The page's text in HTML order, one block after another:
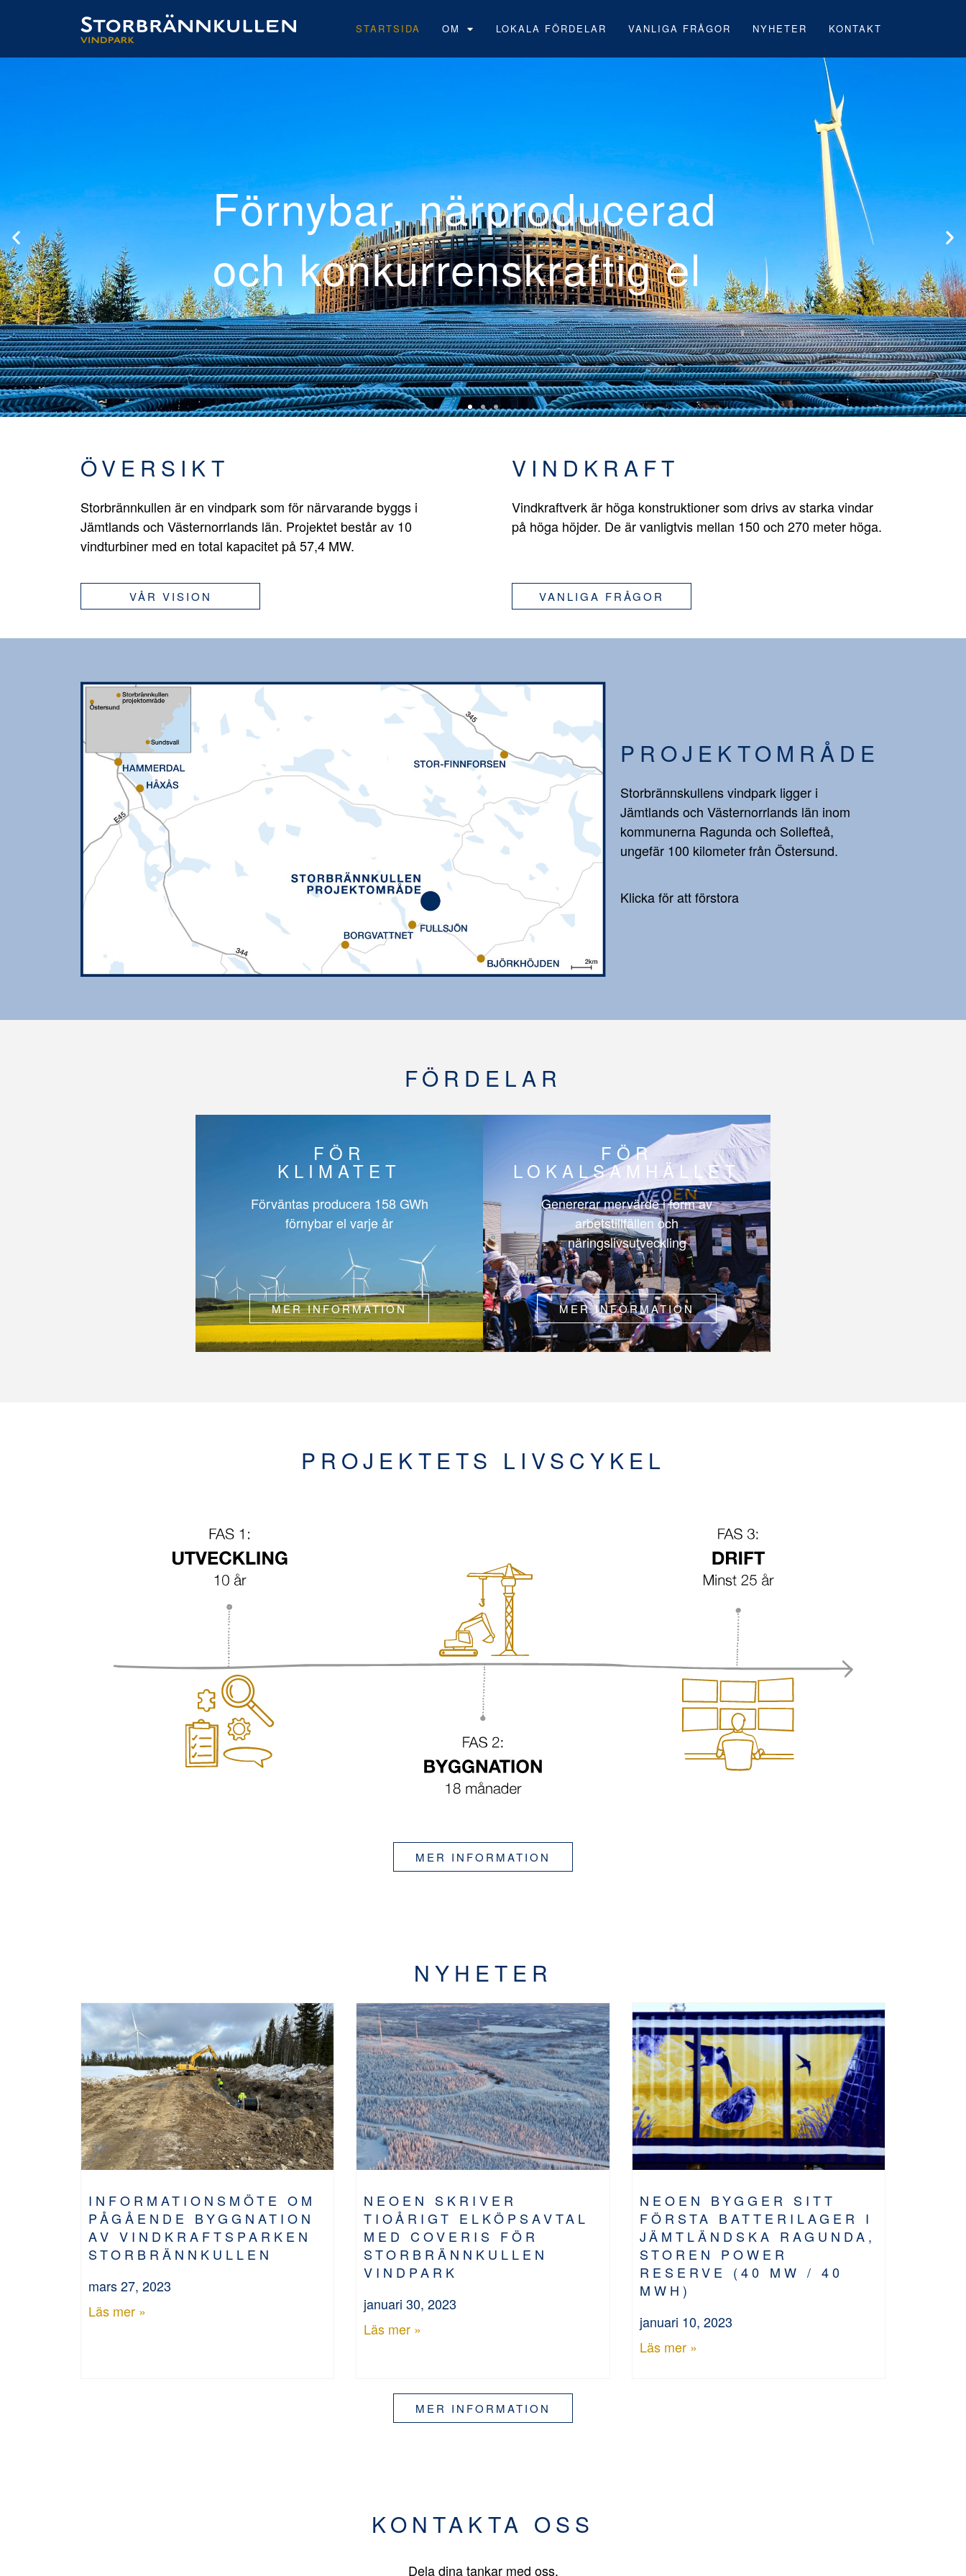
STARTSIDA OM LOKALA FÖRDELAR VANLIGA FRÅGOR NYHETER KONTAKT
el
Neoens första
vindpark under
ÖVERSIKT
Storbrännkullen är en vindpark som för närvarande byggs i
Jämtlands och Västernorrlands län. Projektet består av 10
vindturbiner med en total kapacitet på 57,4 MW.
VÅR VISION
VINDKRAFT
Vindkraftverk är höga konstruktioner som drivs av starka vindar
på höga höjder. De är vanligtvis mellan 150 och 270 meter höga.
VANLIGA FRÅGOR
PROJEKTOMRÅDE
Storbrännskullens vindpark ligger i
Jämtlands och Västernorrlands län inom
kommunerna Ragunda och Sollefteå,
ungefär 100 kilometer från Östersund.
Klicka för att förstora
FÖRDELAR
FÖR
KLIMATET
Förväntas producera158 GWh
förnybar el varje år
MER INFORMATION
FÖR
LOKALSAMHÄLLET
Genererar mervärde i form av
arbetstillfällen och
näringslivsutveckling
MER INFORMATION
PROJEKTETS LIVSCYKEL
MER INFORMATION
NYHETER
INFORMATIONSMÖTE OM
PÅGÅENDE BYGGNATION
AV VINDKRAFTSPARKEN
STORBRÄNNKULLEN
mars 27, 2023
Läs mer »
NEOEN SKRIVER
TIOÅRIGT ELKÖPSAVTAL
MED COVERIS FÖR
STORBRÄNNKULLEN
VINDPARK
januari 30, 2023
Läs mer »
NEOEN BYGGER SITT
FÖRSTA BATTERILAGER I
JÄMTLÄNDSKA RAGUNDA,
STOREN POWER
RESERVE (40 MW / 40
MWH)
januari 10, 2023
Läs mer »
MER INFORMATION
KONTAKTA OSS
Dela dina tankar med oss.